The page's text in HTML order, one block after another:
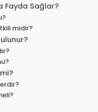
Fayda Sağlar?
midir?